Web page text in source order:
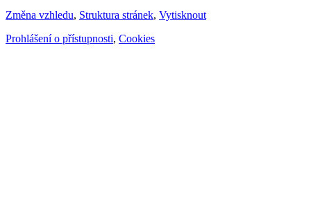
Změna vzhledu, Struktura stránek, Vytisknout
Prohlášení o přístupnosti, Cookies